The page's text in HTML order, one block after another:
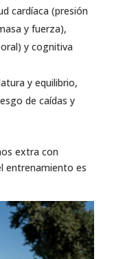
cardíaca (presión
y fuerza),
y cognitiva
y equilibrio,
de caídas y
extra con
entrenamiento es